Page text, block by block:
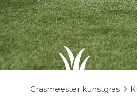
Grasmeester kunstgras